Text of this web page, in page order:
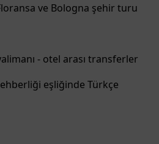
ve Bologna şehir turu
- otel arası transferler
eşliğinde Türkçe